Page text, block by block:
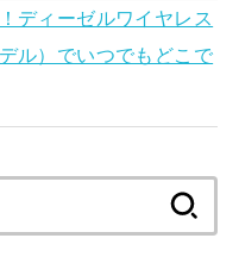
ディーゼルワイヤレス
ル）でいつでもどこで